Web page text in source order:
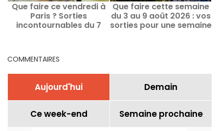
Que faire ce vendredi à
Paris ? Sorties
incontournables du 7
Que faire cette semaine
du 3 au 9 août 2026 : vos
sorties pour une semaine
COMMENTAIRES
Aujourd'hui Demain
Ce week-end Semaine prochaine